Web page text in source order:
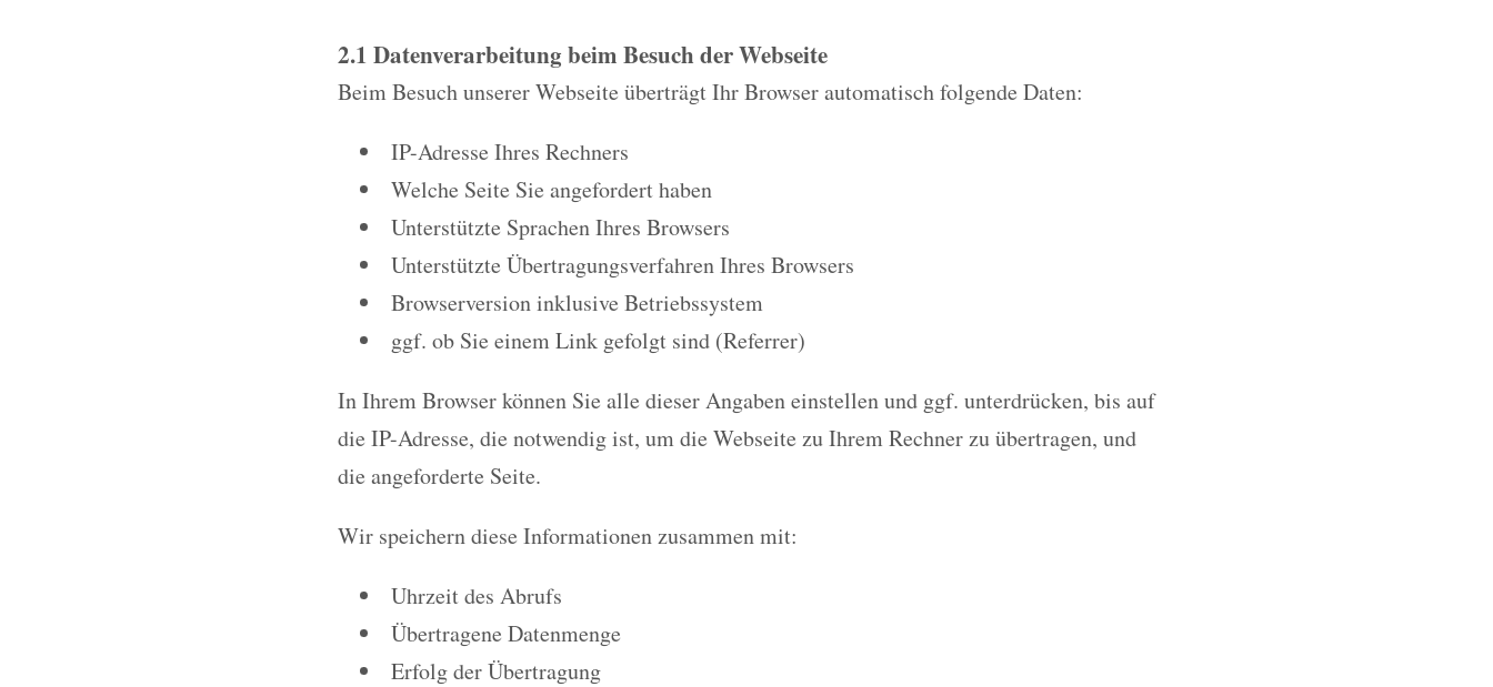
2.1 Datenverarbeitung beim Besuch der Webseite
Beim Besuch unserer Webseite überträgt Ihr Browser automatisch folgende Daten:
IP-Adresse Ihres Rechners
Welche Seite Sie angefordert haben
Unterstützte Sprachen Ihres Browsers
Unterstützte Übertragungsverfahren Ihres Browsers
Browserversion inklusive Betriebssystem
ggf. ob Sie einem Link gefolgt sind (Referrer)
In Ihrem Browser können Sie alle dieser Angaben einstellen und ggf. unterdrücken, bis auf
die IP-Adresse, die notwendig ist, um die Webseite zu Ihrem Rechner zu übertragen, und
die angeforderte Seite.
Wir speichern diese Informationen zusammen mit:
Uhrzeit des Abrufs
Übertragene Datenmenge
Erfolg der Übertragung